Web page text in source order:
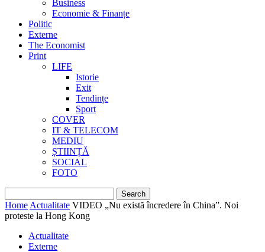
Business
Economie & Finanțe
Politic
Externe
The Economist
Print
LIFE
Istorie
Exit
Tendințe
Sport
COVER
IT & TELECOM
MEDIU
ȘTIINȚĂ
SOCIAL
FOTO
Home Actualitate VIDEO „Nu există încredere în China”. Noi
proteste la Hong Kong
Actualitate
Externe